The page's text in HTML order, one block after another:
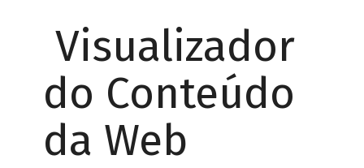
Visualizador
do Conteúdo
da Web